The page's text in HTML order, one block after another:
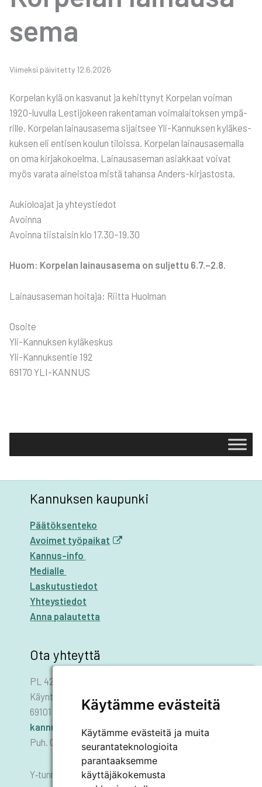
Käytämme evästeitä
Käytämme evästeitä ja muita
seurantateknologioita
parantaaksemme
käyttäjäkokemusta
se­ma
Vii­mek­si päi­vi­tet­ty 12.6.2026
Kor­pe­lan kylä on kas­va­nut ja kehit­ty­nyt Kor­pe­lan voi­man
1920-luvul­la Les­ti­jo­keen raken­ta­man voi­ma­lai­tok­sen ympä­
ril­le. Kor­pe­lan lai­naus­a­se­ma sijait­see Yli-Kan­nuk­sen kylä­kes­
kuk­sen eli enti­sen kou­lun tilois­sa. Kor­pe­lan lai­naus­a­se­mal­la
on oma kir­ja­ko­koel­ma. Lai­naus­a­se­man asiak­kaat voi­vat
myös vara­ta aineis­toa mis­tä tahan­sa Anders-kir­jas­tos­ta.
Aukio­loa­jat ja yhteys­tie­dot
Avoin­na
Avoin­na tiis­tai­sin klo 17.30–19.30
Huom: Kor­pe­lan lai­naus­a­se­ma on sul­jet­tu 6.7.–2.8.
Lai­naus­a­se­man hoi­ta­ja: Riit­ta Huol­man
Osoi­te
Yli-Kan­nuk­sen kylä­kes­kus
Yli-Kan­nuk­sen­tie 192
69170 YLI-KANNUS
Kannuksen kaupunki
Päätöksenteko
Avoimet työpaikat
Kannus-info
Medialle
Laskutustiedot
Yhteystiedot
Anna palautetta
Ota yhteyttä
PL 42
Käyntiosoite: Asematie 1
69101 KANNUS
kannus.kaupunki@kannus.ﬁ
Puh. 06 8745 111
Y‑tunnus 0178455–6